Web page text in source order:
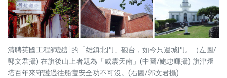
清聘英國工程師設計的「雄鎮北門」砲台，如今只遺城門。（左圖/
郭文君攝) 在旗後山上者題為「威震天南」(中圖/鮑忠暉攝) 旗津燈
塔百年來守護過往船隻安全功不可沒。(右圖/郭文君攝)